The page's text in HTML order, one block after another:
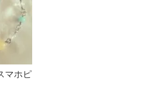
マホピ